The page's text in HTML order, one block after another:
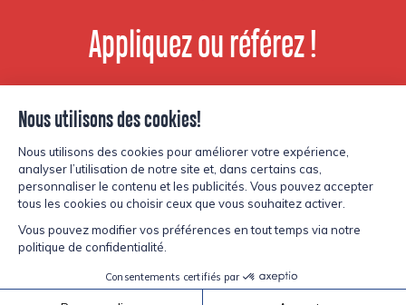
Appliquez ou référez !
Voir les postes
disponibles
© Copyright Lesters 2026Politique de confidentialitéSite parKryzalid